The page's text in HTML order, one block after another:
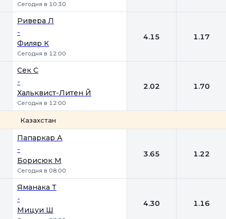
Сегодня в 10:30
Ривера Л
-
Филяр К
Сегодня в 12:00
4.15 1.17
Сек С
-
Хальквист-Литен Й
Сегодня в 12:00
2.02 1.70
Казахстан
Папаркар А
-
Борисюк М
Сегодня в 08:00
3.65 1.22
Яманака Т
-
Мицуи Ш
4.30 1.16